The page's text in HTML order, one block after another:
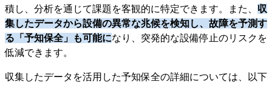
積し、分析を通じて課題を客観的に特定できます。また、 収
集したデータから設備の異常な兆候を検知し、故障を予測す
る「予知保全」も可能になり、突発的な設備停止のリスクを
低減できます。
収集したデータを活用した予知保全の詳細については、以下